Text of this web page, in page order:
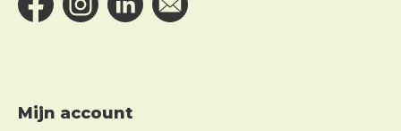
Mijn account